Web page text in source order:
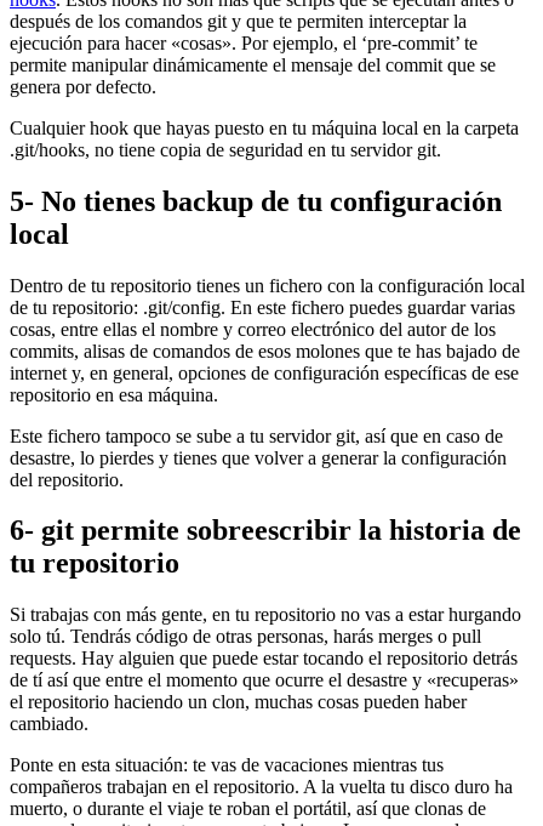
después de los comandos git y que te permiten interceptar la
ejecución para hacer «cosas». Por ejemplo, el ‘pre-commit’ te
permite manipular dinámicamente el mensaje del commit que se
genera por defecto.
Cualquier hook que hayas puesto en tu máquina local en la carpeta
.git/hooks, no tiene copia de seguridad en tu servidor git.
5- No tienes backup de tu configuración
local
Dentro de tu repositorio tienes un fichero con la configuración local
de tu repositorio: .git/config. En este fichero puedes guardar varias
cosas, entre ellas el nombre y correo electrónico del autor de los
commits, alisas de comandos de esos molones que te has bajado de
internet y, en general, opciones de configuración específicas de ese
repositorio en esa máquina.
Este fichero tampoco se sube a tu servidor git, así que en caso de
desastre, lo pierdes y tienes que volver a generar la configuración
del repositorio.
6- git permite sobreescribir la historia de
tu repositorio
Si trabajas con más gente, en tu repositorio no vas a estar hurgando
solo tú. Tendrás código de otras personas, harás merges o pull
requests. Hay alguien que puede estar tocando el repositorio detrás
de tí así que entre el momento que ocurre el desastre y «recuperas»
el repositorio haciendo un clon, muchas cosas pueden haber
cambiado.
Ponte en esta situación: te vas de vacaciones mientras tus
compañeros trabajan en el repositorio. A la vuelta tu disco duro ha
muerto, o durante el viaje te roban el portátil, así que clonas de